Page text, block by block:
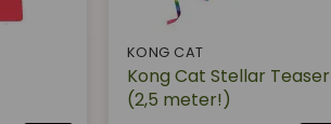
KONG CAT
Kong Cat Stellar Teaser
(2,5 meter!)